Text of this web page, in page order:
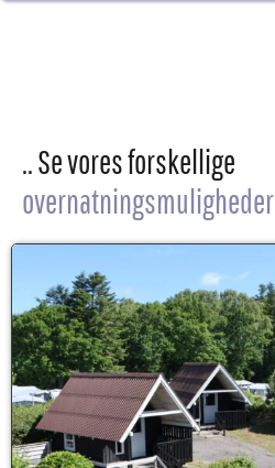
.. Se vores forskellige
overnatningsmuligheder